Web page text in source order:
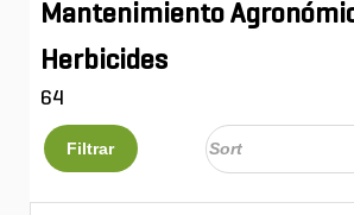
Mantenimiento
Herbicides
64
Filtrar